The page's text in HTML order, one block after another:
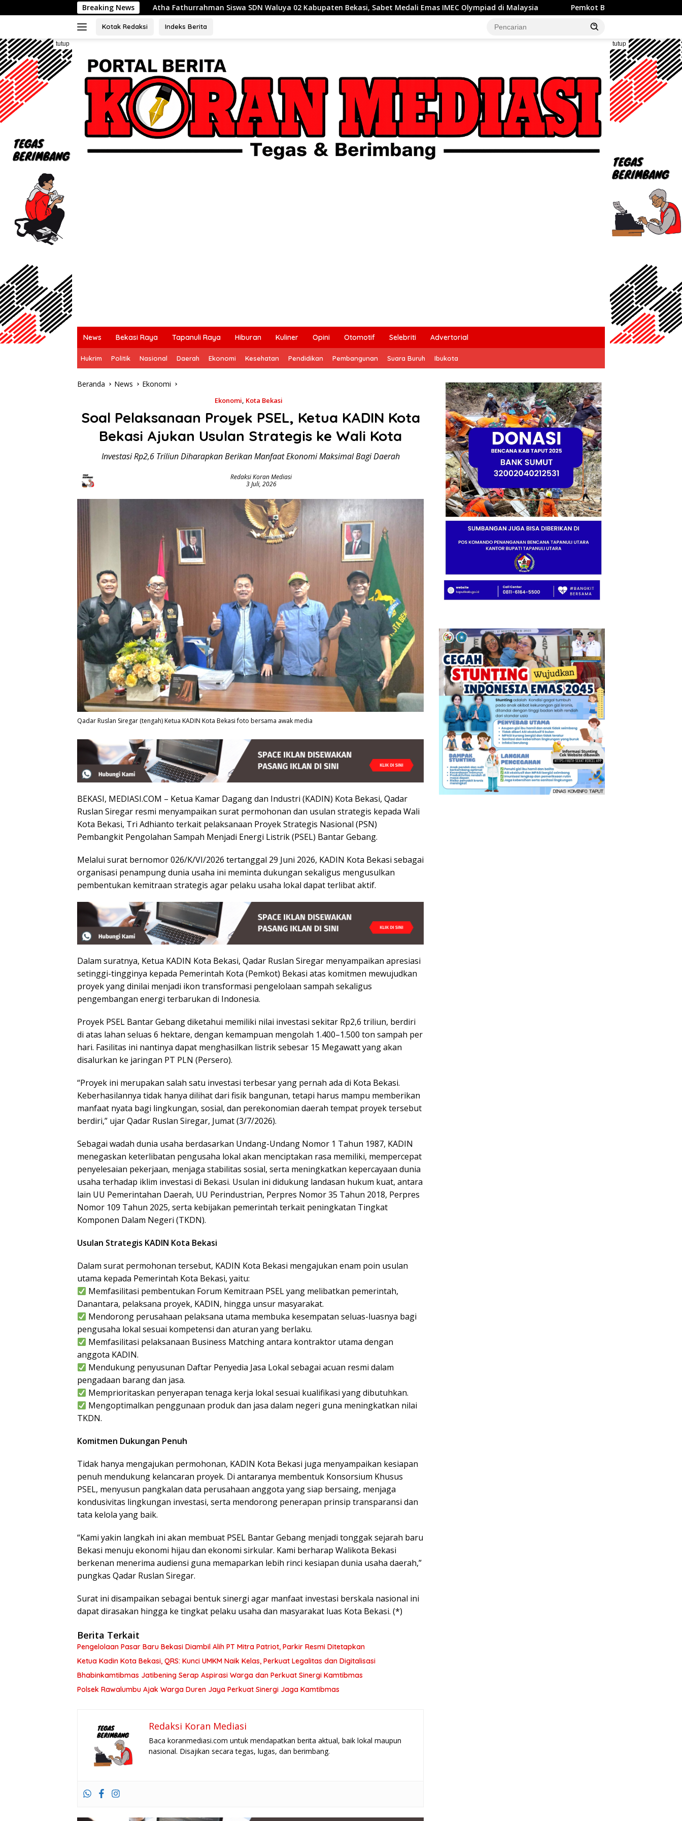
ke
Breaking News
Atha Fathurrahman Siswa SDN Waluya 02 Kabupaten Bekasi, Sabet Medali Emas IMEC Olympiad di Malaysia Pemkot Bekasi Jalin Kerja Sama Pengelolaan Sampah
Kotak Redaksi Indeks Berita
tutup tutup
News Bekasi Raya Tapanuli Raya Hiburan Kuliner Opini Otomotif Selebriti Advertorial
Hukrim Politik Nasional Daerah Ekonomi Kesehatan Pendidikan Pembangunan Suara Buruh Ibukota
Beranda News Ekonomi
Ekonomi, Kota Bekasi
Soal Pelaksanaan Proyek PSEL, Ketua KADIN Kota
Bekasi Ajukan Usulan Strategis ke Wali Kota
Investasi Rp2,6 Triliun Diharapkan Berikan Manfaat Ekonomi Maksimal Bagi Daerah
Redaksi Koran Mediasi
3 Juli, 2026
Qadar Ruslan Siregar (tengah) Ketua KADIN Kota Bekasi foto bersama awak media
BEKASI, MEDIASI.COM – Ketua Kamar Dagang dan Industri (KADIN) Kota Bekasi, Qadar
Ruslan Siregar resmi menyampaikan surat permohonan dan usulan strategis kepada Wali
Kota Bekasi, Tri Adhianto terkait pelaksanaan Proyek Strategis Nasional (PSN)
Pembangkit Pengolahan Sampah Menjadi Energi Listrik (PSEL) Bantar Gebang.
Melalui surat bernomor 026/K/VI/2026 tertanggal 29 Juni 2026, KADIN Kota Bekasi sebagai
organisasi penampung dunia usaha ini meminta dukungan sekaligus mengusulkan
pembentukan kemitraan strategis agar pelaku usaha lokal dapat terlibat aktif.
Dalam suratnya, Ketua KADIN Kota Bekasi, Qadar Ruslan Siregar menyampaikan apresiasi
setinggi-tingginya kepada Pemerintah Kota (Pemkot) Bekasi atas komitmen mewujudkan
proyek yang dinilai menjadi ikon transformasi pengelolaan sampah sekaligus
pengembangan energi terbarukan di Indonesia.
Proyek PSEL Bantar Gebang diketahui memiliki nilai investasi sekitar Rp2,6 triliun, berdiri
di atas lahan seluas 6 hektare, dengan kemampuan mengolah 1.400–1.500 ton sampah per
hari. Fasilitas ini nantinya dapat menghasilkan listrik sebesar 15 Megawatt yang akan
disalurkan ke jaringan PT PLN (Persero).
“Proyek ini merupakan salah satu investasi terbesar yang pernah ada di Kota Bekasi.
Keberhasilannya tidak hanya dilihat dari fisik bangunan, tetapi harus mampu memberikan
manfaat nyata bagi lingkungan, sosial, dan perekonomian daerah tempat proyek tersebut
berdiri,” ujar Qadar Ruslan Siregar, Jumat (3/7/2026).
Sebagai wadah dunia usaha berdasarkan Undang-Undang Nomor 1 Tahun 1987, KADIN
menegaskan keterlibatan pengusaha lokal akan menciptakan rasa memiliki, mempercepat
penyelesaian pekerjaan, menjaga stabilitas sosial, serta meningkatkan kepercayaan dunia
usaha terhadap iklim investasi di Bekasi. Usulan ini didukung landasan hukum kuat, antara
lain UU Pemerintahan Daerah, UU Perindustrian, Perpres Nomor 35 Tahun 2018, Perpres
Nomor 109 Tahun 2025, serta kebijakan pemerintah terkait peningkatan Tingkat
Komponen Dalam Negeri (TKDN).
Usulan Strategis KADIN Kota Bekasi
Dalam surat permohonan tersebut, KADIN Kota Bekasi mengajukan enam poin usulan
utama kepada Pemerintah Kota Bekasi, yaitu:
Memfasilitasi pembentukan Forum Kemitraan PSEL yang melibatkan pemerintah,
Danantara, pelaksana proyek, KADIN, hingga unsur masyarakat.
Mendorong perusahaan pelaksana utama membuka kesempatan seluas-luasnya bagi
pengusaha lokal sesuai kompetensi dan aturan yang berlaku.
Memfasilitasi pelaksanaan Business Matching antara kontraktor utama dengan
anggota KADIN.
Mendukung penyusunan Daftar Penyedia Jasa Lokal sebagai acuan resmi dalam
pengadaan barang dan jasa.
Memprioritaskan penyerapan tenaga kerja lokal sesuai kualifikasi yang dibutuhkan.
Mengoptimalkan penggunaan produk dan jasa dalam negeri guna meningkatkan nilai
TKDN.
Komitmen Dukungan Penuh
Tidak hanya mengajukan permohonan, KADIN Kota Bekasi juga menyampaikan kesiapan
penuh mendukung kelancaran proyek. Di antaranya membentuk Konsorsium Khusus
PSEL, menyusun pangkalan data perusahaan anggota yang siap bersaing, menjaga
kondusivitas lingkungan investasi, serta mendorong penerapan prinsip transparansi dan
tata kelola yang baik.
“Kami yakin langkah ini akan membuat PSEL Bantar Gebang menjadi tonggak sejarah baru
Bekasi menuju ekonomi hijau dan ekonomi sirkular. Kami berharap Walikota Bekasi
berkenan menerima audiensi guna memaparkan lebih rinci kesiapan dunia usaha daerah,”
pungkas Qadar Ruslan Siregar.
Surat ini disampaikan sebagai bentuk sinergi agar manfaat investasi berskala nasional ini
dapat dirasakan hingga ke tingkat pelaku usaha dan masyarakat luas Kota Bekasi. (*)
Berita Terkait
Pengelolaan Pasar Baru Bekasi Diambil Alih PT Mitra Patriot, Parkir Resmi Ditetapkan
Ketua Kadin Kota Bekasi, QRS: Kunci UMKM Naik Kelas, Perkuat Legalitas dan Digitalisasi
Bhabinkamtibmas Jatibening Serap Aspirasi Warga dan Perkuat Sinergi Kamtibmas
Polsek Rawalumbu Ajak Warga Duren Jaya Perkuat Sinergi Jaga Kamtibmas
Redaksi Koran Mediasi
Baca koranmediasi.com untuk mendapatkan berita aktual, baik lokal maupun
nasional. Disajikan secara tegas, lugas, dan berimbang.